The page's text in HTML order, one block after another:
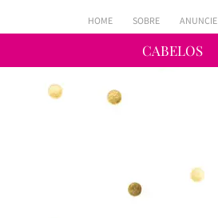
CABELOS
HOME SOBRE ANUNCIE